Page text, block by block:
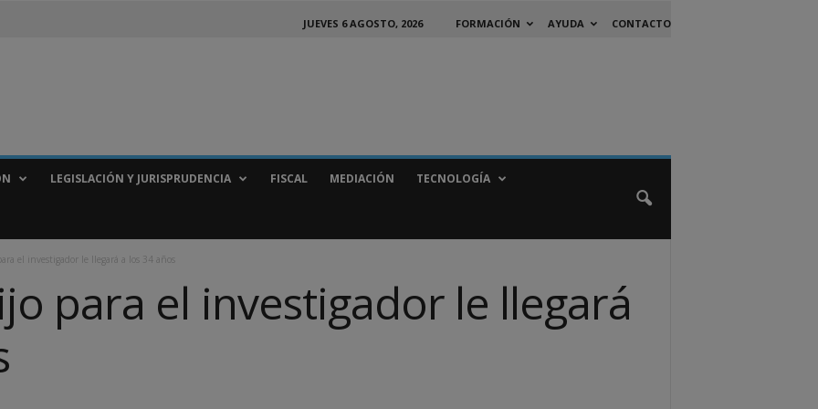
JUEVES 6 AGOSTO, 2026 FORMACIÓN AYUDA CONTACTO
LEGISLACIÓN Y JURISPRUDENCIA FISCAL MEDIACIÓN TECNOLOGÍA
el investigador le llegará a los 34 años
para el investigador le llegará